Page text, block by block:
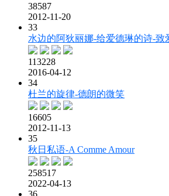
38587
2012-11-20
33
水边的阿狄丽娜-给爱德琳的诗-致
113228
2016-04-12
34
杜兰的旋律-德朗的微笑
16605
2012-11-13
35
秋日私语-A Comme Amour
258517
2022-04-13
36